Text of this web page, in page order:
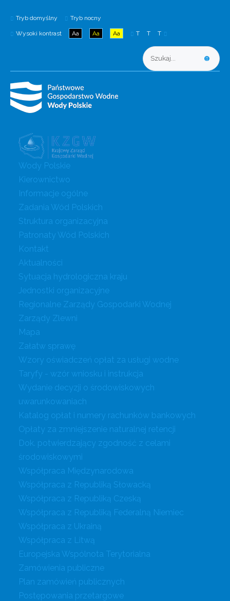
Tryb domyślny Tryb nocny
Wysoki kontrast Aa Aa Aa T T T
Wody Polskie
Kierownictwo
Informacje ogólne
Zadania Wód Polskich
Struktura organizacyjna
Patronaty Wód Polskich
Kontakt
Aktualności
Sytuacja hydrologiczna kraju
Jednostki organizacyjne
Regionalne Zarządy Gospodarki Wodnej
Zarządy Zlewni
Mapa
Załatw sprawę
Wzory oświadczeń opłat za usługi wodne
Taryfy - wzór wniosku i instrukcja
Wydanie decyzji o środowiskowych
uwarunkowaniach
Katalog opłat i numery rachunków bankowych
Opłaty za zmniejszenie naturalnej retencji
Dok. potwierdzający zgodność z celami
środowiskowymi
Współpraca Międzynarodowa
Współpraca z Republiką Słowacką
Współpraca z Republiką Czeską
Współpraca z Republiką Federalną Niemiec
Współpraca z Ukrainą
Współpraca z Litwą
Europejska Wspólnota Terytorialna
Zamówienia publiczne
Plan zamówień publicznych
Postępowania przetargowe